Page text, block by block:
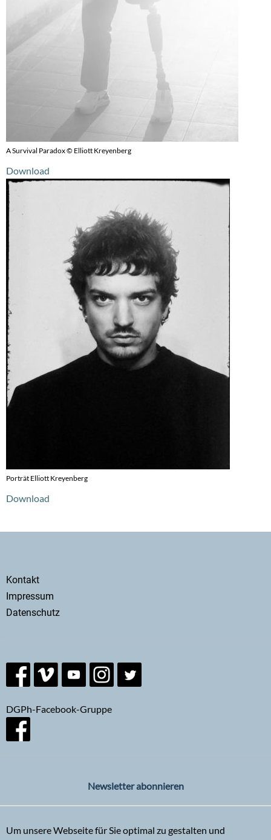
A Survival Paradox © Elliott Kreyenberg
Download
Porträt Elliott Kreyenberg
Download
Secondary
menu
Kontakt
Impressum
Datenschutz
DGPh-Facebook-Gruppe
Newsletter abonnieren
Um unsere Webseite für Sie optimal zu gestalten und